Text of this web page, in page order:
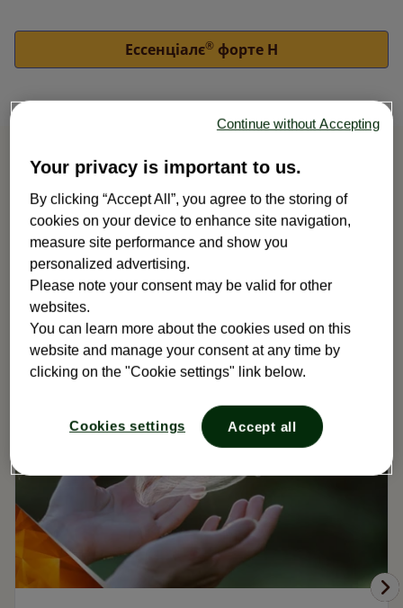
Ессенціалє® форте Н
Дізнайтеся більше про свою печінку
Печінка виконує багато різних функцій,
необхідних для нормальної роботи організму.
Your privacy is important to us.
By clicking “Accept All”, you agree to the storing of
cookies on your device to enhance site navigation,
measure site performance and show you
personalized advertising.
Please note your consent may be valid for other
websites.
You can learn more about the cookies used on this
website and manage your consent at any time by
clicking on the "Cookie settings" link below.
Cookies settings Accept all
Continue without Accepting